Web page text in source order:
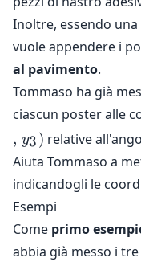
Inoltre, essendo
vuole appendere i
al pavimento.
Tommaso ha già
ciascun poster alle
, y3) relative
Aiuta Tommaso a
indicandogli le
Esempi
Come primo
abbia già messo i